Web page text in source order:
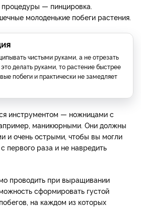
— пинцировка.
молоденькие побеги растения.
чистыми руками, а не отрезать
делать руками, то растение быстрее
побеги и практически не замедляет
инструментом — ножницами с
маникюрными. Они должны
и очень острыми, чтобы вы могли
первого раза и не навредить
проводить при выращивании
сформировать густой
на каждом из которых